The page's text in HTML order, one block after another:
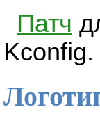
Патч
Kconfig.